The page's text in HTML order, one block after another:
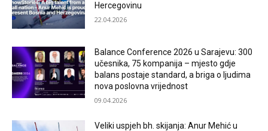
Hercegovinu
22.04.2026
Balance Conference 2026 u Sarajevu: 300
učesnika, 75 kompanija – mjesto gdje
balans postaje standard, a briga o ljudima
nova poslovna vrijednost
09.04.2026
Veliki uspjeh bh. skijanja: Anur Mehić u